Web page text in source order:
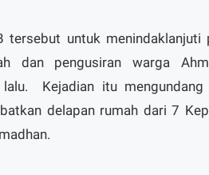
untuk menindaklanjuti
dan pengusiran warga
Kejadian itu mengundang
delapan rumah dari 7